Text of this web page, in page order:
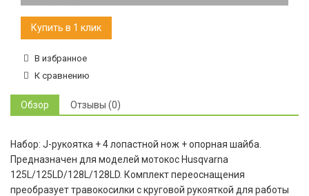
В избранное
К сравнению
Обзор Отзывы (0)
Набор: J-рукоятка + 4 лопастной нож + опорная шайба.
Предназначен для моделей мотокос Husqvarna
125L/125LD/128L/128LD. Комплект переоснащения
преобразует травокосилки с круговой рукояткой для работы